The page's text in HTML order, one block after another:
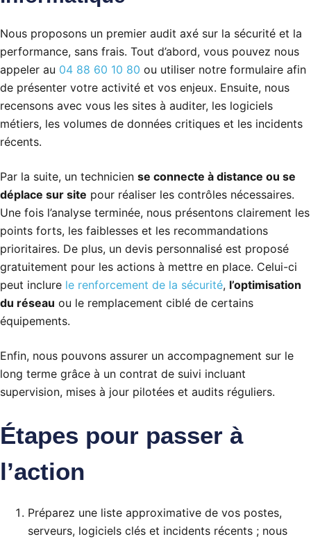
Nous proposons un premier audit axé sur la sécurité et la
performance, sans frais. Tout d’abord, vous pouvez nous
appeler au 04 88 60 10 80 ou utiliser notre formulaire afin
de présenter votre activité et vos enjeux. Ensuite, nous
recensons avec vous les sites à auditer, les logiciels
métiers, les volumes de données critiques et les incidents
récents.
Par la suite, un technicien se connecte à distance ou se
déplace sur site pour réaliser les contrôles nécessaires.
Une fois l’analyse terminée, nous présentons clairement les
points forts, les faiblesses et les recommandations
prioritaires. De plus, un devis personnalisé est proposé
gratuitement pour les actions à mettre en place. Celui-ci
peut inclure le renforcement de la sécurité, l’optimisation
du réseau ou le remplacement ciblé de certains
équipements.
Enfin, nous pouvons assurer un accompagnement sur le
long terme grâce à un contrat de suivi incluant
supervision, mises à jour pilotées et audits réguliers.
Étapes pour passer à
l’action
Préparez une liste approximative de vos postes,
serveurs, logiciels clés et incidents récents ; nous